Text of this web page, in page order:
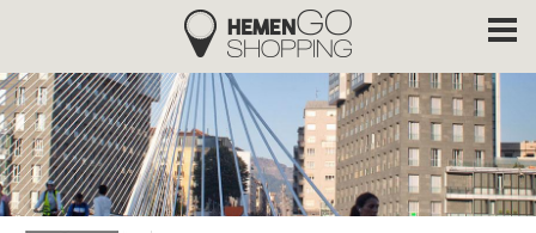
Skip to main content
Hemengo Shopping